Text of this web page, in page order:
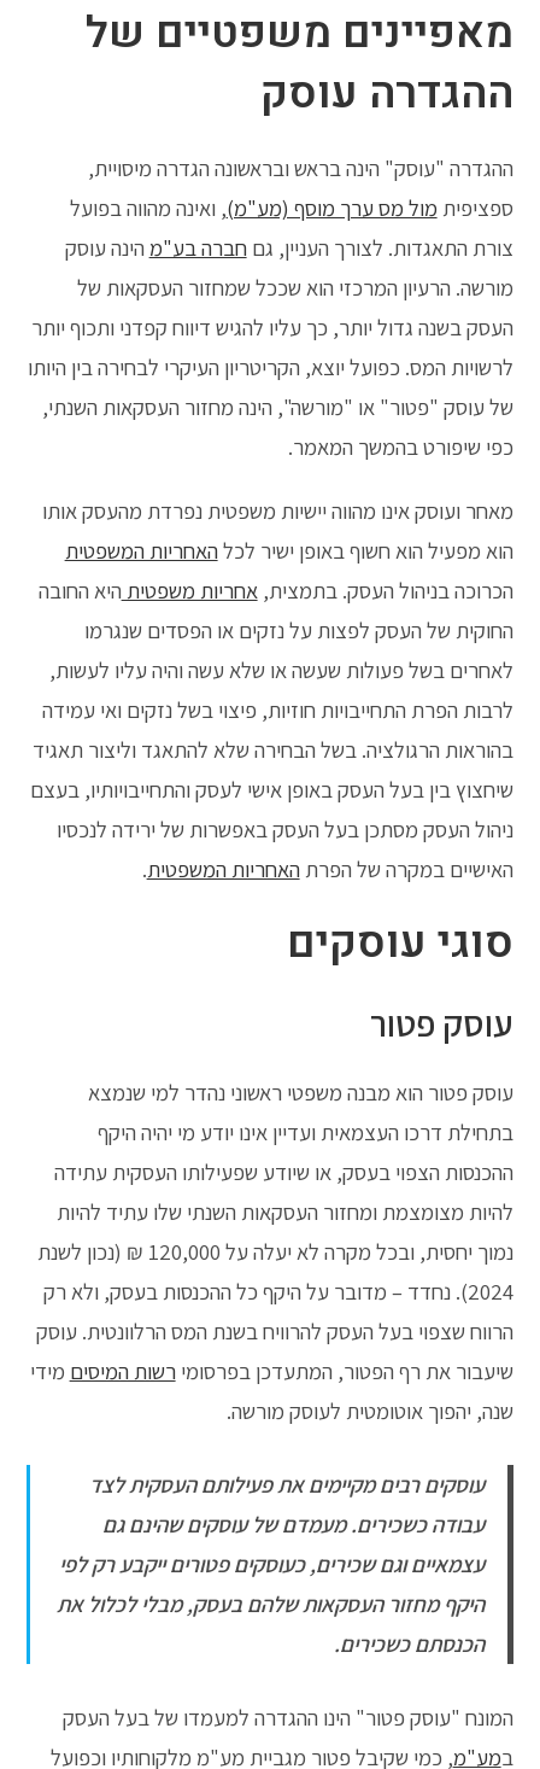
מאפיינים משפטיים של
ההגדרה עוסק
ההגדרה "עוסק" הינה בראש ובראשונה הגדרה מיסויית,
ספציפית מול מס ערך מוסף (מע"מ), ואינה מהווה בפועל
צורת התאגדות. לצורך העניין, גם חברה בע"מ הינה עוסק
מורשה. הרעיון המרכזי הוא שככל שמחזור העסקאות של
העסק בשנה גדול יותר, כך עליו להגיש דיווח קפדני ותכוף יותר
לרשויות המס. כפועל יוצא, הקריטריון העיקרי לבחירה בין היותו
של עוסק "פטור" או "מורשה", הינה מחזור העסקאות השנתי,
כפי שיפורט בהמשך המאמר.
מאחר ועוסק אינו מהווה יישיות משפטית נפרדת מהעסק אותו
הוא מפעיל הוא חשוף באופן ישיר לכלהאחריות המשפטית
הכרוכה בניהול העסק. בתמצית,אחריות משפטית היא החובה
החוקית של העסק לפצות על נזקים או הפסדים שנגרמו
לאחרים בשל פעולות שעשה או שלא עשה והיה עליו לעשות,
לרבות הפרת התחייבויות חוזיות, פיצוי בשל נזקים ואי עמידה
בהוראות הרגולציה. בשל הבחירה שלא להתאגד וליצור תאגיד
שיחצוץ בין בעל העסק באופן אישי לעסק והתחייבויותיו, בעצם
ניהול העסק מסתכן בעל העסק באפשרות של ירידה לנכסיו
האישיים במקרה של הפרתהאחריות המשפטית.
סוגי עוסקים
עוסק פטור
עוסק פטור הוא מבנה משפטי ראשוני נהדר למי שנמצא
בתחילת דרכו העצמאית ועדיין אינו יודע מי יהיה היקף
ההכנסות הצפוי בעסק, או שיודע שפעילותו העסקית עתידה
להיות מצומצמת ומחזור העסקאות השנתי שלו עתיד להיות
נמוך יחסית, ובכל מקרה לא יעלה על 120,000 ₪ (נכון לשנת
2024). נחדד – מדובר על היקף כל ההכנסות בעסק, ולא רק
הרווח שצפוי בעל העסק להרוויח בשנת המס הרלוונטית. עוסק
שיעבור את רף הפטור, המתעדכן בפרסומירשות המיסים מידי
שנה, יהפוך אוטומטית לעוסק מורשה.
עוסקים רבים מקיימים את פעילותם העסקית לצד
עבודה כשכירים. מעמדם של עוסקים שהינם גם
עצמאיים וגם שכירים, כעוסקים פטורים ייקבע רק לפי
היקף מחזור העסקאות שלהם בעסק, מבלי לכלול את
הכנסתם כשכירים.
המונח "עוסק פטור" הינו ההגדרה למעמדו של בעל העסק
במע"מ, כמי שקיבל פטור מגביית מע"מ מלקוחותיו וכפועל